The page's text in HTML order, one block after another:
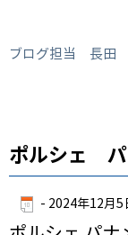
ブログ担当 長田
ポルシェ パ
- 2024年12月5